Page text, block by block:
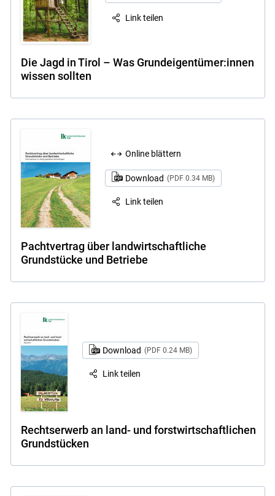
Link teilen
Die Jagd in Tirol – Was Grundeigen­tümer:innen
wissen sollten
Online blättern
Download (PDF 0.34 MB)
Link teilen
Pachtvertrag über landwirtschaftliche
Grundstücke und Betriebe
Download (PDF 0.24 MB)
Link teilen
Rechtserwerb an land- und forstwirtschaftlichen
Grundstücken